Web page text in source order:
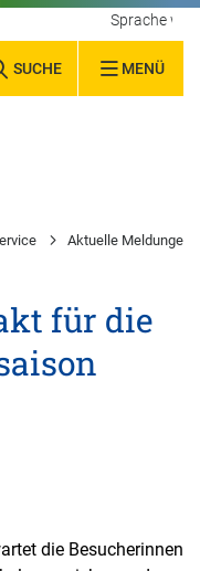
SUCHE MENÜ
Sprache
Aktuelle Meldungen
für die
die Besucherinnen